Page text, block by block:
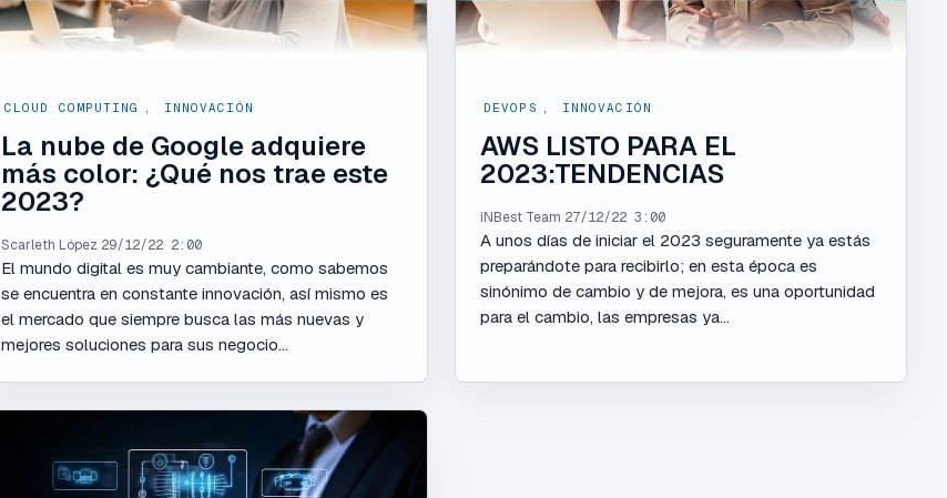
CLOUD COMPUTING INNOVACIÓN
La nube de Google adquiere
más color: ¿Qué nos trae este
2023?
Scarleth López 29/12/22 2:00
El mundo digital es muy cambiante, como sabemos
se encuentra en constante innovación, así mismo es
el mercado que siempre busca las más nuevas y
mejores soluciones para sus negocio...
DEVOPS INNOVACIÓN
AWS LISTO PARA EL
2023:TENDENCIAS
iNBest Team 27/12/22 3:00
A unos días de iniciar el 2023 seguramente ya estás
preparándote para recibirlo; en esta época es
sinónimo de cambio y de mejora, es una oportunidad
para el cambio, las empresas ya...